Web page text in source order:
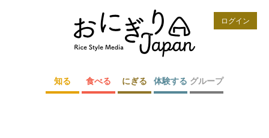
ログイン
知る 食べる にぎる 体験する グループ